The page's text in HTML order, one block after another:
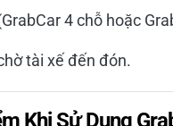
4 chỗ hoặc
tài xế đến đón.
Khi Sử Dụng